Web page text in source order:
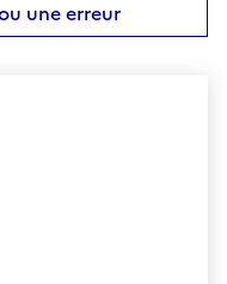
une erreur